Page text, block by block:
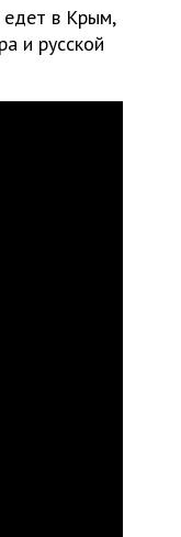
едет в Крым,
и русской